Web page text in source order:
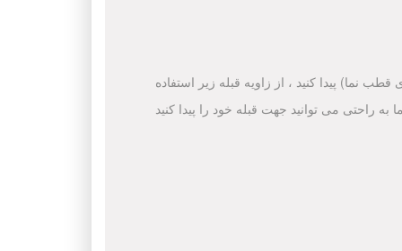
نما) پیدا کنید ، از زاویه قبله زیر استفاده
راحتی می توانید جهت قبله خود را پیدا کنید